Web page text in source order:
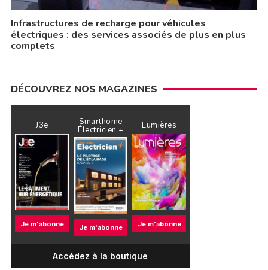
Infrastructures de recharge pour véhicules
électriques : des services associés de plus en plus
complets
DÉCOUVREZ NOS MAGAZINES
J3e
Je m'abonne
Smarthome
Électricien +
Je m'abonne
Lumières
Je m'abonne
Accédez à la boutique